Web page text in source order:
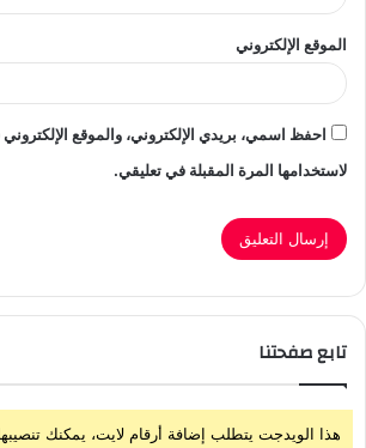
الموقع الإلكتروني
احفظ اسمي، بريدي الإلكتروني، والموقع
لاستخدامها المرة المقبلة في تعليقي.
تابع صفحتنا
هذا الويدجت يتطلب إضافة أرقام لايت، يمكنك